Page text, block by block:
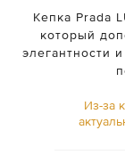
Кепка Prada
который
элегантности
Из-за